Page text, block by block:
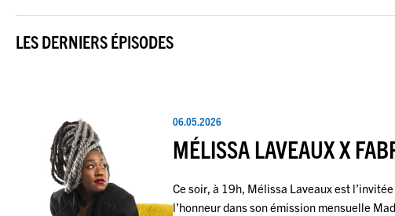
LES DERNIERS ÉPISODES
06.05.2026
MÉLISSA LAVEAUX X
Ce soir, à 19h, Mélissa Laveaux est
l’honneur dans son émission mensuelle